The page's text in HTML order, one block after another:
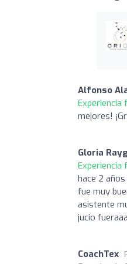
Alfonso
Experiencia
mejores!
Gloria
Experiencia
hace 2
fue muy
asistente
jucio
CoachTex